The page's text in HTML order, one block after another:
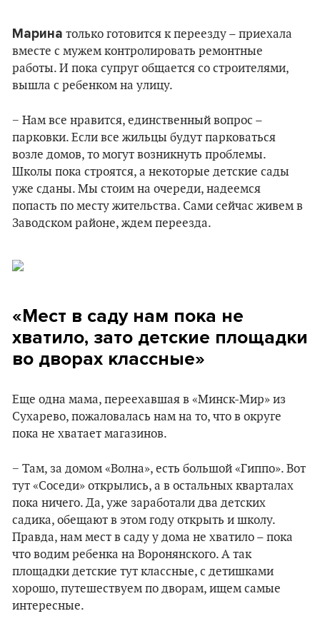
Марина только готовится к переезду – приехала
вместе с мужем контролировать ремонтные
работы. И пока супруг общается со строителями,
вышла с ребенком на улицу.
− Нам все нравится, единственный вопрос –
парковки. Если все жильцы будут парковаться
возле домов, то могут возникнуть проблемы.
Школы пока строятся, а некоторые детские сады
уже сданы. Мы стоим на очереди, надеемся
попасть по месту жительства. Сами сейчас живем в
Заводском районе, ждем переезда.
«Мест в саду нам пока не
хватило, зато детские площадки
во дворах классные»
Еще одна мама, переехавшая в «Минск-Мир» из
Сухарево, пожаловалась нам на то, что в округе
пока не хватает магазинов.
− Там, за домом «Волна», есть большой «Гиппо». Вот
тут «Соседи» открылись, а в остальных кварталах
пока ничего. Да, уже заработали два детских
садика, обещают в этом году открыть и школу.
Правда, нам мест в саду у дома не хватило – пока
что водим ребенка на Воронянского. А так
площадки детские тут классные, с детишками
хорошо, путешествуем по дворам, ищем самые
интересные.